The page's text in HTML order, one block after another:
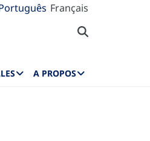
Français
A PROPOS